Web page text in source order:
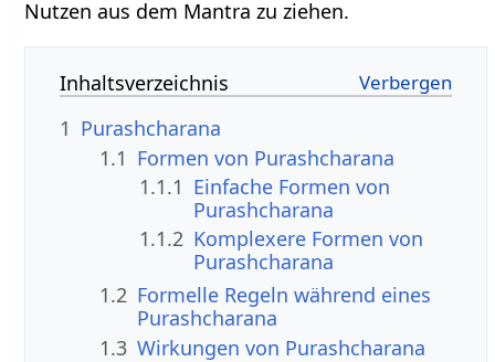
Nutzen aus dem Mantra zu ziehen.
Inhaltsverzeichnis
1 Purashcharana
1.1 Formen von Purashcharana
1.1.1 Einfache Formen von
Purashcharana
1.1.2 Komplexere Formen von
Purashcharana
1.2 Formelle Regeln während eines
Purashcharana
1.3 Wirkungen von Purashcharana